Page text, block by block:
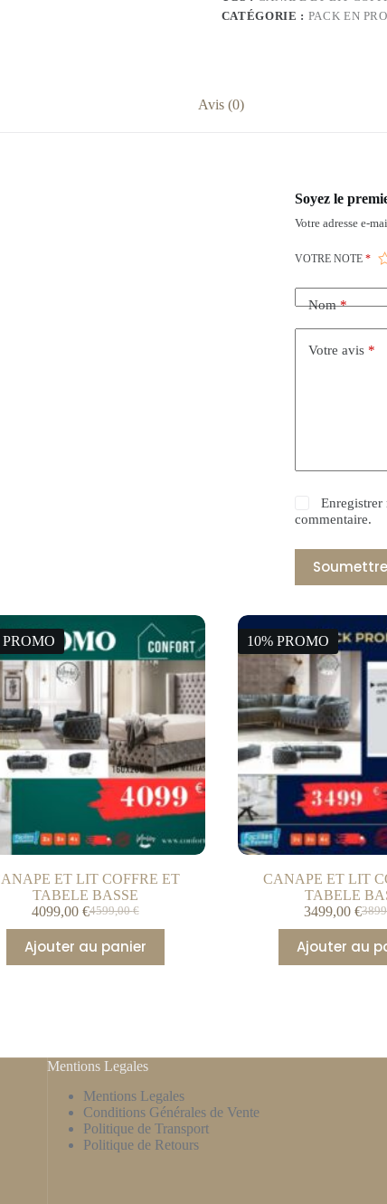
CATÉGORIE : PACK EN
Avis (0)
Soyez le
Votre adresse e-
VOTRE NOTE *
Nom*
Votre avis *
commentaire.
Soumettre
PROMO
ET LIT COFFRE ET
TABELE BASSE
4599,00€
4099,00 €
Ajouter au panier
10% PROMO
CANAPE ET LIT
TABELE
3499,00 €
Ajouter au
Mentions Legales
Mentions Legales
Conditions Générales de Vente
Politique de Transport
Politique de Retours